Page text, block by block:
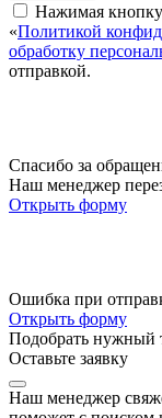
Нажимая
«Политикой
обработку
отправкой.
Спасибо за
Наш менеджер
Открыть форму
Ошибка при
Открыть форму
Подобрать нужный
Оставьте заявку
Наш менеджер